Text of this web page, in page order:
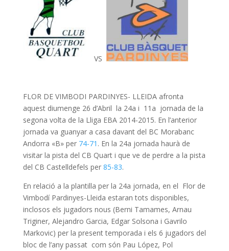
VS
FLOR DE VIMBODI PARDINYES- LLEIDA afronta
aquest diumenge 26 d’Abril la 24a i 11a jornada de la
segona volta de la Lliga EBA 2014-2015. En l’anterior
jornada va guanyar a casa davant del BC Morabanc
Andorra «B» per 74-71 . En la 24a jornada haurà de
visitar la pista del CB Quart i que ve de perdre a la pista
del CB Castelldefels per 85-83.
En relació a la plantilla per la 24a jornada, en el Flor de
Vimbodí Pardinyes-Lleida estaran tots disponibles,
inclosos els jugadors nous (Berni Tamames, Arnau
Triginer, Alejandro Garcia, Edgar Solsona i Gavrilo
Markovic) per la present temporada i els 6 jugadors del
bloc de l’any passat com són Pau López, Pol